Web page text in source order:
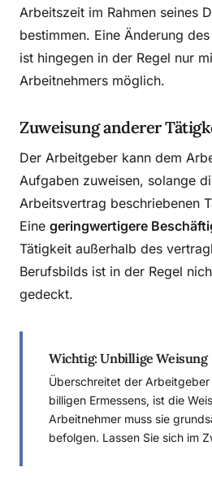
Arbeitszeit im Rahmen seines
bestimmen. Eine Änderung des
ist hingegen in der Regel nur
Arbeitnehmers möglich.
Zuweisung anderer
Der Arbeitgeber kann dem
Aufgaben zuweisen, solange
Arbeitsvertrag beschriebenen
Eine geringwertigere
Tätigkeit außerhalb des
Berufsbilds ist in der Regel
gedeckt.
Wichtig: Unbillige Weisung
Überschreitet der
billigen Ermessens, ist die
Arbeitnehmer muss sie
befolgen. Lassen Sie sich im